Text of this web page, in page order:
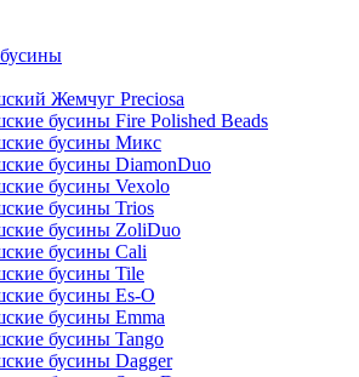
Жемчуг Preciosa
бусины Fire Polished Beads
бусины Микс
бусины DiamonDuo
бусины Vexolo
бусины Trios
бусины ZoliDuo
бусины Cali
бусины Tile
бусины Es-O
бусины Emma
бусины Tango
бусины Dagger